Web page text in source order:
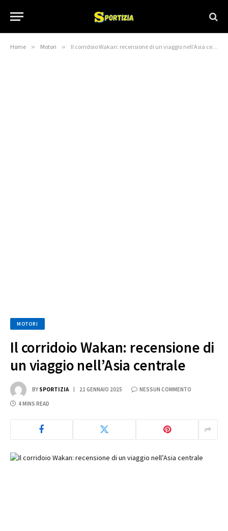
Home » Motori » Il corridoio Wakan: recensione di un viaggio nell’Asia centrale
MOTORI
Il corridoio Wakan: recensione di
un viaggio nell’Asia centrale
BY SPORTIZIA 21 GENNAIO 2025 NESSUN COMMENTO
4 MINS READ